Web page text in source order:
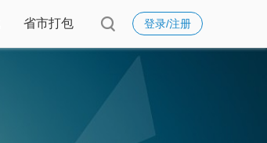
登录/注册
省市打包